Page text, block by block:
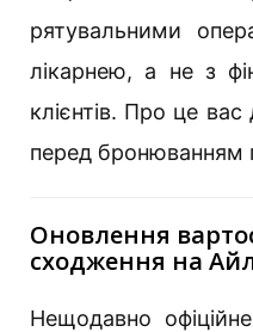
рятувальними
лікарнею, а не з
клієнтів. Про це
перед бронюванням
Оновлення
сходження на
Нещодавно